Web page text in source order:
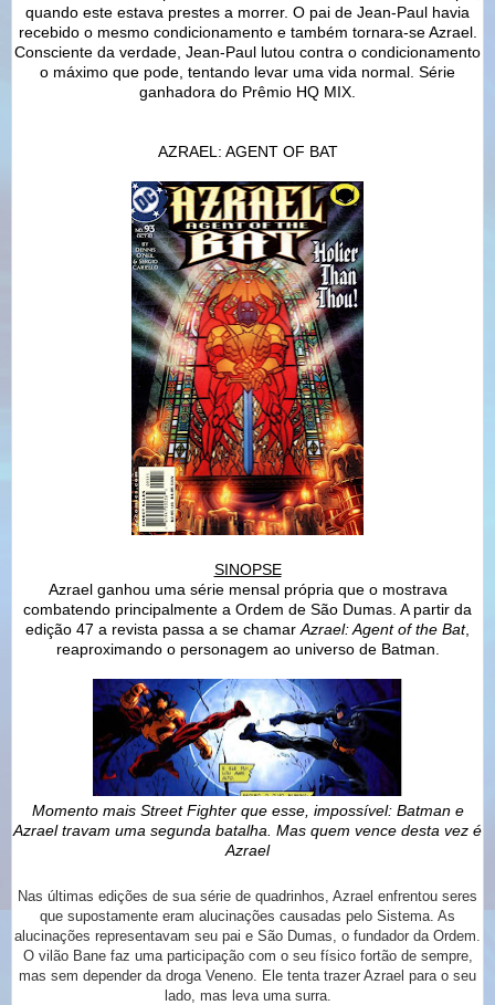
quando este estava prestes a morrer. O pai de Jean-Paul havia
recebido o mesmo condicionamento e também tornara-se Azrael.
Consciente da verdade, Jean-Paul lutou contra o condicionamento
o máximo que pode, tentando levar uma vida normal. Série
ganhadora do Prêmio HQ MIX.
AZRAEL: AGENT OF BAT
SINOPSE
Azrael ganhou uma série mensal própria que o mostrava
combatendo principalmente a Ordem de São Dumas. A partir da
edição 47 a revista passa a se chamar Azrael: Agent of the Bat,
reaproximando o personagem ao universo de Batman.
Momento mais Street Fighter que esse, impossível: Batman e
Azrael travam uma segunda batalha. Mas quem vence desta vez é
Azrael
Nas últimas edições de sua série de quadrinhos, Azrael enfrentou seres
que supostamente eram alucinações causadas pelo Sistema. As
alucinações representavam seu pai e São Dumas, o fundador da Ordem.
O vilão Bane faz uma participação com o seu físico fortão de sempre,
mas sem depender da droga Veneno. Ele tenta trazer Azrael para o seu
lado, mas leva uma surra.